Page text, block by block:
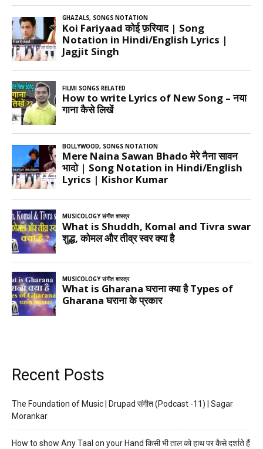
Recent Posts
The Foundation of Music | Drupad संगीत (Podcast -11) | Sagar
Morankar
How to show Any Taal on your Hand किसी भी ताल को हाथ पर कैसे दर्शाते हैं